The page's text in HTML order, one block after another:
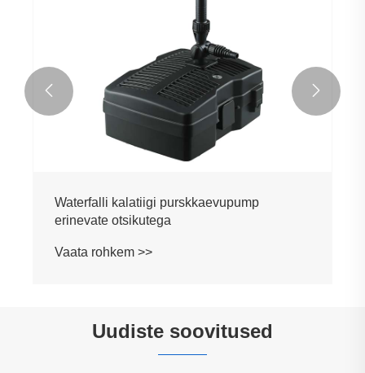
Waterfalli kalatiigi purskkaevupump
erinevate otsikutega
Vaata rohkem >>
 
Uudiste soovitused